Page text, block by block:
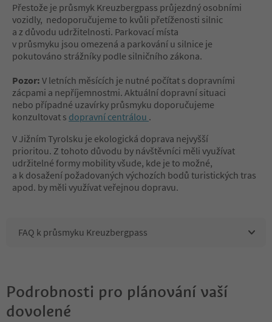
Přestože je průsmyk Kreuzbergpass průjezdný osobními
vozidly, nedoporučujeme to kvůli přetíženosti silnic
a z důvodu udržitelnosti. Parkovací místa
v průsmyku jsou omezená a parkování u silnice je
pokutováno strážníky podle silničního zákona.
Pozor: V letních měsících je nutné počítat s dopravními
zácpami a nepříjemnostmi. Aktuální dopravní situaci
nebo případné uzavírky průsmyku doporučujeme
konzultovat s dopravní centrálou .
V Jižním Tyrolsku je ekologická doprava nejvyšší
prioritou. Z tohoto důvodu by návštěvníci měli využívat
udržitelné formy mobility všude, kde je to možné,
a k dosažení požadovaných výchozích bodů turistických tras
apod. by měli využívat veřejnou dopravu.
FAQ k průsmyku Kreuzbergpass
Podrobnosti pro plánování vaší
dovolené